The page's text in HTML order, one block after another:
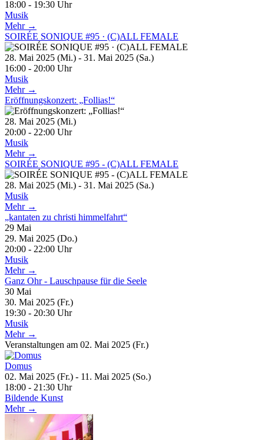
18:00 - 19:30 Uhr
Musik
Mehr →
SOIRÉE SONIQUE #95 · (C)ALL FEMALE
28. Mai 2025 (Mi.) - 31. Mai 2025 (Sa.)
16:00 - 20:00 Uhr
Musik
Mehr →
Eröffnungskonzert: „Follias!“
28. Mai 2025 (Mi.)
20:00 - 22:00 Uhr
Musik
Mehr →
SOIRÉE SONIQUE #95 - (C)ALL FEMALE
28. Mai 2025 (Mi.) - 31. Mai 2025 (Sa.)
Musik
Mehr →
„kantaten zu christi himmelfahrt“
29 Mai
29. Mai 2025 (Do.)
20:00 - 22:00 Uhr
Musik
Mehr →
Ganz Ohr - Lauschpause für die Seele
30 Mai
30. Mai 2025 (Fr.)
19:30 - 20:30 Uhr
Musik
Mehr →
Veranstaltungen am 02. Mai 2025 (Fr.)
Domus
02. Mai 2025 (Fr.) - 11. Mai 2025 (So.)
18:00 - 21:30 Uhr
Bildende Kunst
Mehr →